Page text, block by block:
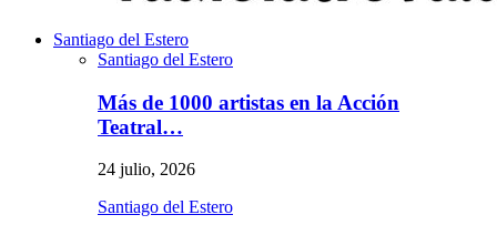
Santiago del Estero
Santiago del Estero
Más de 1000 artistas en la Acción
Teatral…
24 julio, 2026
Santiago del Estero